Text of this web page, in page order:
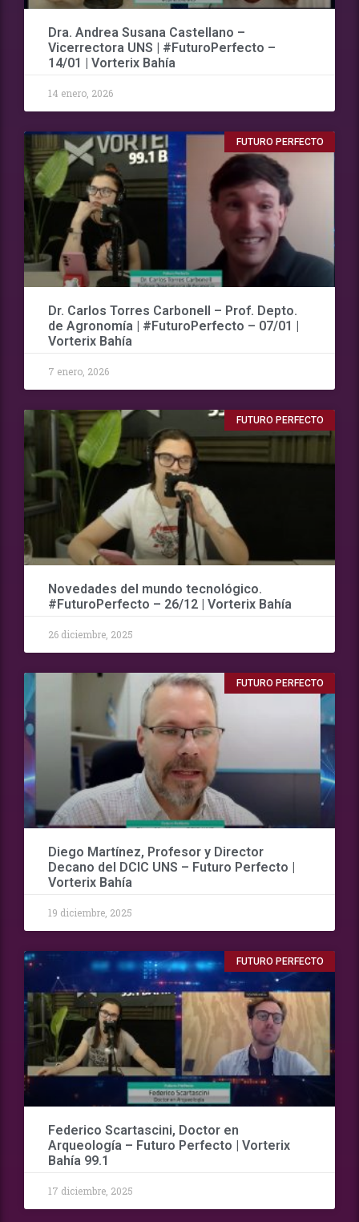
Dra. Andrea Susana Castellano –
Vicerrectora UNS | #FuturoPerfecto –
14/01 | Vorterix Bahía
14 enero, 2026
FUTURO PERFECTO
Dr. Carlos Torres Carbonell – Prof. Depto.
de Agronomía | #FuturoPerfecto – 07/01 |
Vorterix Bahía
7 enero, 2026
FUTURO PERFECTO
Novedades del mundo tecnológico.
#FuturoPerfecto – 26/12 | Vorterix Bahía
26 diciembre, 2025
FUTURO PERFECTO
Diego Martínez, Profesor y Director
Decano del DCIC UNS – Futuro Perfecto |
Vorterix Bahía
19 diciembre, 2025
FUTURO PERFECTO
Federico Scartascini, Doctor en
Arqueología – Futuro Perfecto | Vorterix
Bahía 99.1
17 diciembre, 2025